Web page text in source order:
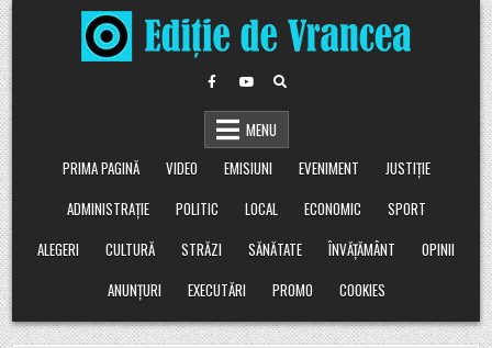
Skip
to
content
MENU
PRIMA PAGINĂ
VIDEO EMISIUNI EVENIMENT
JUSTIȚIE
ADMINISTRAȚIE
POLITIC LOCAL ECONOMIC
SPORT
ALEGERI
CULTURĂ STRĂZI SĂNĂTATE ÎNVĂȚĂMÂNT
OPINII
ANUNȚURI
EXECUTĂRI PROMO COOKIES